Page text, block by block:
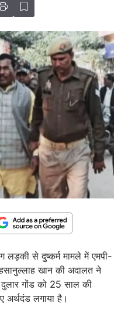
लड़की से दुष्कर्म मामले में एमपी-
खान की अदालत ने
दुलार गोंड को 25 साल की
लगाया है।